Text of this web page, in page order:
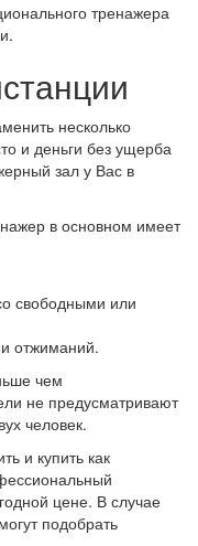
тренажера
несколько
и деньги без ущерба
зал у Вас в
в основном имеет
свободными или
отжиманий.
чем
не предусматривают
человек.
и купить как
цене. В случае
подобрать